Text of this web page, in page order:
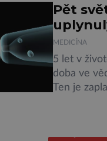
Pět
MEDICÍNA
5 let v
doba ve
Ten je